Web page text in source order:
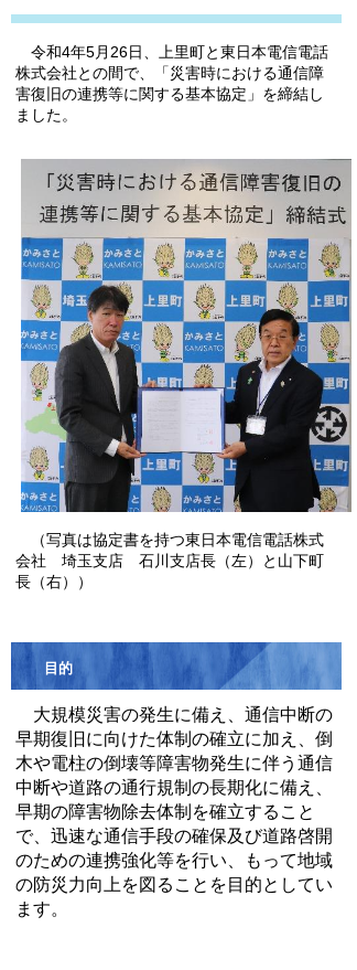
令和4年5月26日、上里町と東日本電信電話
株式会社との間で、「災害時における通信障
害復旧の連携等に関する基本協定」を締結し
ました。
（写真は協定書を持つ東日本電信電話株式
会社 埼玉支店 石川支店長（左）と山下町
長（右））
目的
大規模災害の発生に備え、通信中断の
早期復旧に向けた体制の確立に加え、倒
木や電柱の倒壊等障害物発生に伴う通信
中断や道路の通行規制の長期化に備え、
早期の障害物除去体制を確立すること
で、迅速な通信手段の確保及び道路啓開
のための連携強化等を行い、もって地域
の防災力向上を図ることを目的としてい
ます。